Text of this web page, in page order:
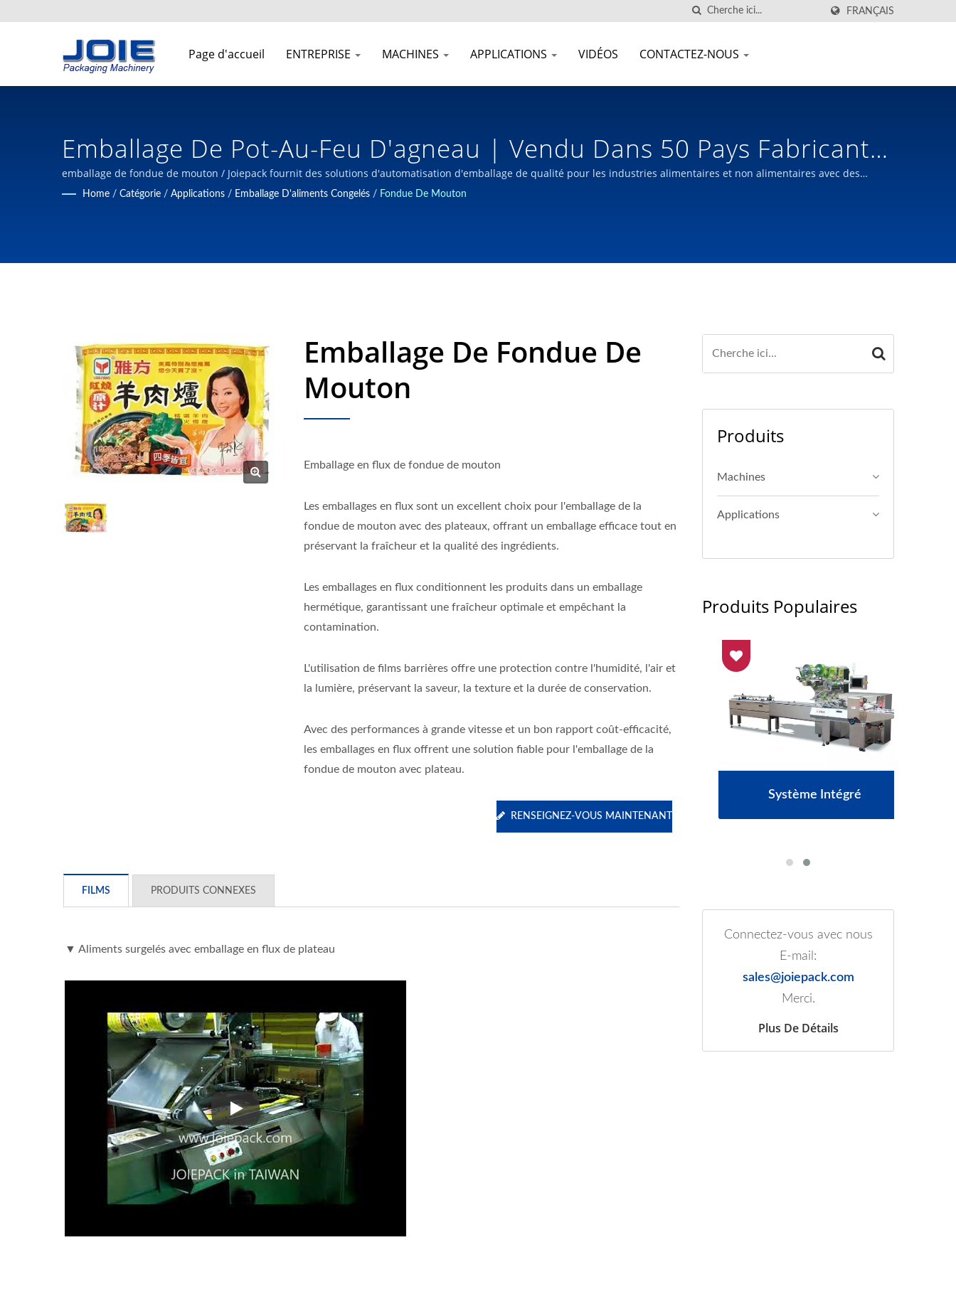
FRANÇAIS
Page d'accueil ENTREPRISE MACHINES APPLICATIONS VIDÉOS CONTACTEZ-NOUS
Emballage De Pot-Au-Feu D'agneau | Vendu Dans 50 Pays Fabricant
De Machines D'emballage Automatisées Depuis 1980 | JOIEPACK
emballage de fondue de mouton / Joiepack fournit des solutions d'automatisation d'emballage de qualité pour les industries alimentaires et non alimentaires avec des
décennies d'expérience professionnelle dans les machines d'emballage depuis 1980 à Taïwan.
Home / Catégorie / Applications / Emballage D'aliments Congelés / Fondue De Mouton
Emballage De Fondue De
Mouton
Emballage en flux de fondue de mouton
Les emballages en flux sont un excellent choix pour l'emballage de la
fondue de mouton avec des plateaux, offrant un emballage efficace tout en
préservant la fraîcheur et la qualité des ingrédients.
Les emballages en flux conditionnent les produits dans un emballage
hermétique, garantissant une fraîcheur optimale et empêchant la
contamination.
L'utilisation de films barrières offre une protection contre l'humidité, l'air et
la lumière, préservant la saveur, la texture et la durée de conservation.
Avec des performances à grande vitesse et un bon rapport coût-efficacité,
les emballages en flux offrent une solution fiable pour l'emballage de la
fondue de mouton avec plateau.
RENSEIGNEZ-VOUS MAINTENANT
FILMS PRODUITS CONNEXES
▼ Aliments surgelés avec emballage en flux de plateau
▼ Aliments surgelés avec emballage en flux de plateau
Produits
Machines
Applications
Produits Populaires
De Boîte
Système Intégré
Connectez-vous avec nous
E-mail:
sales@joiepack.com
Merci.
Plus De Détails